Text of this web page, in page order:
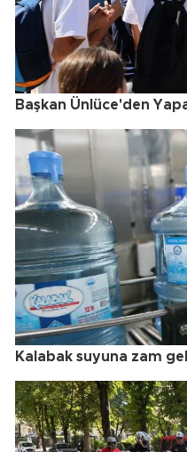
Başkan Ünlüce'den
Kalabak suyuna zam